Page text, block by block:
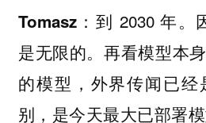
Tomasz： 到 2030 年。
是无限的。再看模型本
的模型，外界传闻已经
别，是今天最大已部署模